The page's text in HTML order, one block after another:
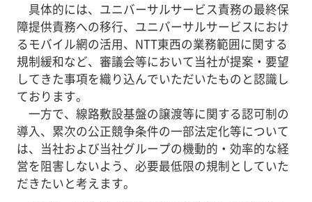
具体的には、ユニバーサルサービス責務の最終保
障提供責務への移行、ユニバーサルサービスにおけ
るモバイル網の活用、NTT東西の業務範囲に関する
規制緩和など、審議会等において当社が提案・要望
してきた事項を織り込んでいただいたものと認識し
ております。
一方で、線路敷設基盤の譲渡等に関する認可制の
導入、累次の公正競争条件の一部法定化等について
は、当社および当社グループの機動的・効率的な経
営を阻害しないよう、必要最低限の規制としていた
だきたいと考えます。